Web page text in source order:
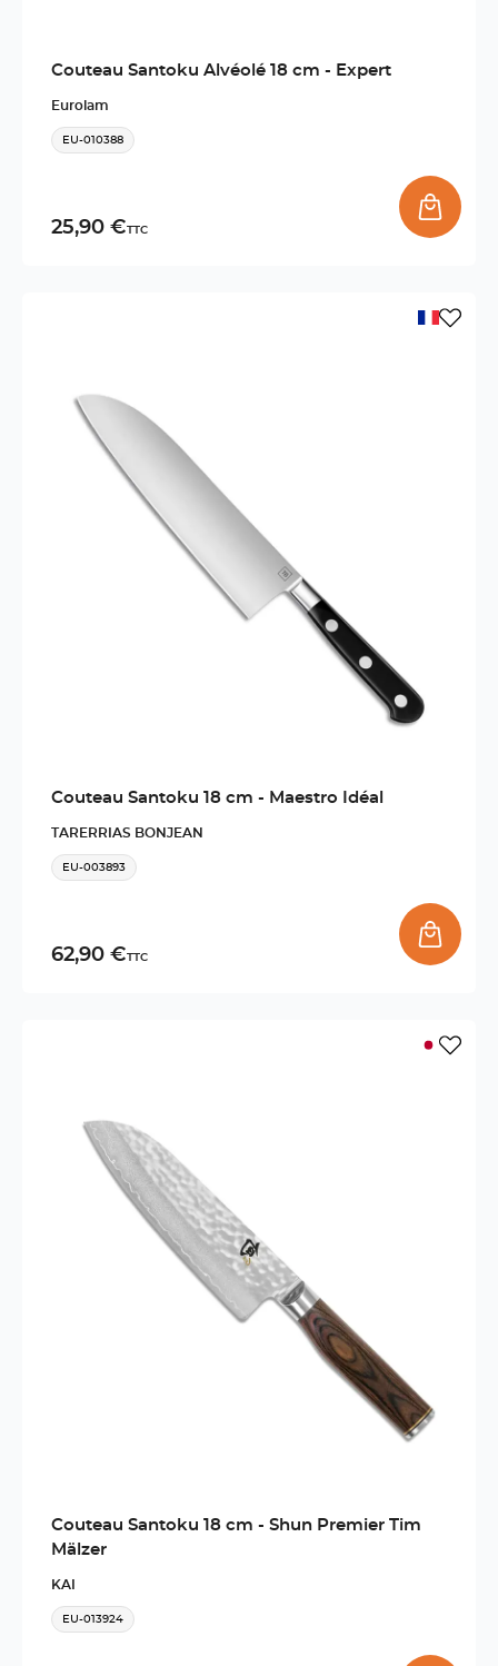
Couteau Santoku Alvéolé 18 cm - Expert
Eurolam
EU-010388
25,90 €TTC
Couteau Santoku 18 cm - Maestro Idéal
TARERRIAS BONJEAN
EU-003893
62,90 €TTC
Couteau Santoku 18 cm - Shun Premier Tim
Mälzer
KAI
EU-013924